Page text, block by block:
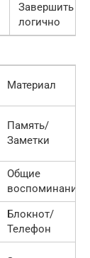
Завершить
логично
Материал
Память/
Заметки
Общие
воспоминания
Блокнот/
Телефон